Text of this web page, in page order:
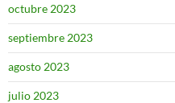
octubre 2023
septiembre 2023
agosto 2023
julio 2023